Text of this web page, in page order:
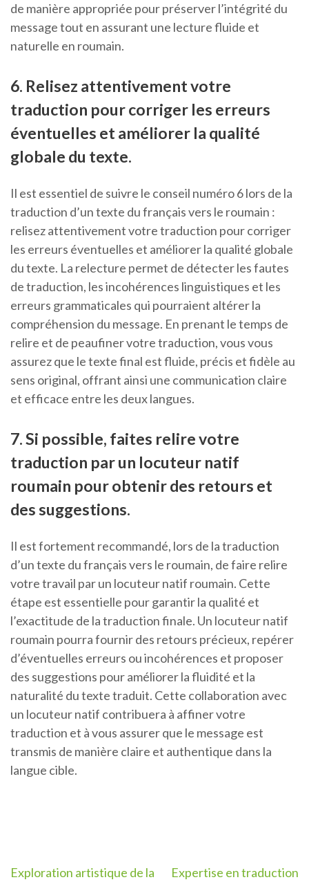
de manière appropriée pour préserver l’intégrité du
message tout en assurant une lecture fluide et
naturelle en roumain.
6. Relisez attentivement votre
traduction pour corriger les erreurs
éventuelles et améliorer la qualité
globale du texte.
Il est essentiel de suivre le conseil numéro 6 lors de la
traduction d’un texte du français vers le roumain :
relisez attentivement votre traduction pour corriger
les erreurs éventuelles et améliorer la qualité globale
du texte. La relecture permet de détecter les fautes
de traduction, les incohérences linguistiques et les
erreurs grammaticales qui pourraient altérer la
compréhension du message. En prenant le temps de
relire et de peaufiner votre traduction, vous vous
assurez que le texte final est fluide, précis et fidèle au
sens original, offrant ainsi une communication claire
et efficace entre les deux langues.
7. Si possible, faites relire votre
traduction par un locuteur natif
roumain pour obtenir des retours et
des suggestions.
Il est fortement recommandé, lors de la traduction
d’un texte du français vers le roumain, de faire relire
votre travail par un locuteur natif roumain. Cette
étape est essentielle pour garantir la qualité et
l’exactitude de la traduction finale. Un locuteur natif
roumain pourra fournir des retours précieux, repérer
d’éventuelles erreurs ou incohérences et proposer
des suggestions pour améliorer la fluidité et la
naturalité du texte traduit. Cette collaboration avec
un locuteur natif contribuera à affiner votre
traduction et à vous assurer que le message est
transmis de manière claire et authentique dans la
langue cible.
Navigation
Exploration artistique de la
Expertise en traduction